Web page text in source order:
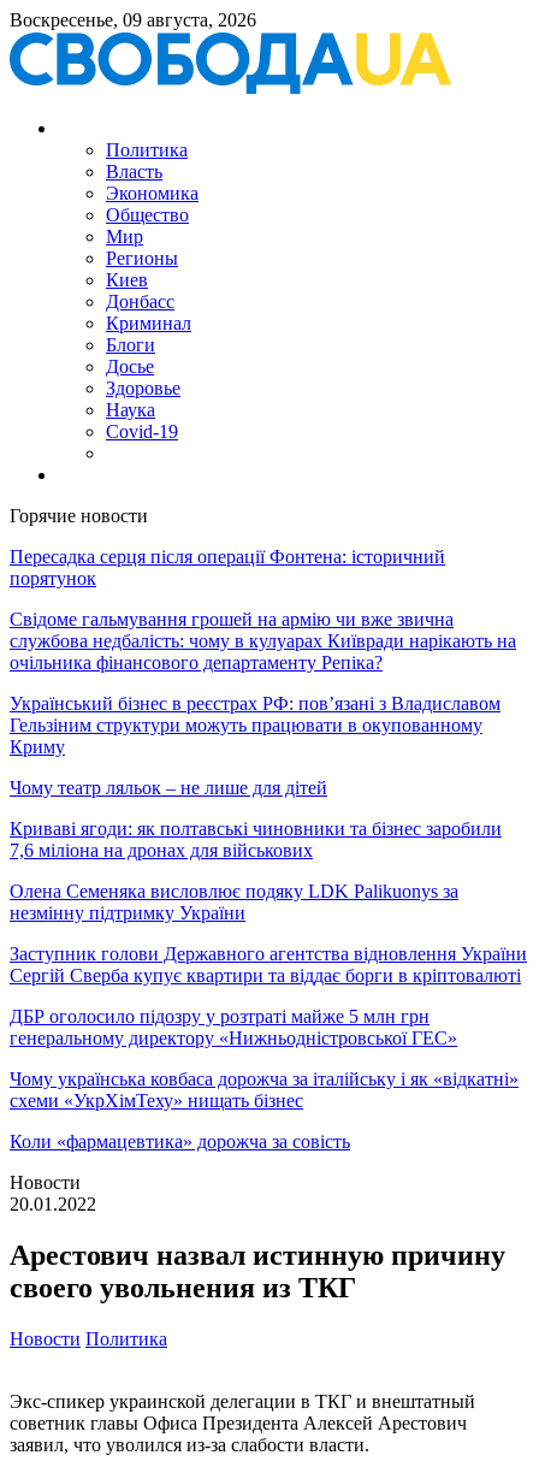
Воскресенье, 09 августа, 2026
Политика
Власть
Экономика
Общество
Мир
Регионы
Киев
Донбасс
Криминал
Блоги
Досье
Здоровье
Наука
Covid-19
Горячие новости
Пересадка серця після операції Фонтена: історичний
порятунок
Свідоме гальмування грошей на армію чи вже звична
службова недбалість: чому в кулуарах Київради нарікають на
очільника фінансового департаменту Репіка?
Український бізнес в реєстрах РФ: пов’язані з Владиславом
Гельзіним структури можуть працювати в окупованному
Криму
Чому театр ляльок – не лише для дітей
Криваві ягоди: як полтавські чиновники та бізнес заробили
7,6 міліона на дронах для військових
Олена Семеняка висловлює подяку LDK Palikuonys за
незмінну підтримку України
Заступник голови Державного агентства відновлення України
Сергій Сверба купує квартири та віддає борги в кріптовалюті
ДБР оголосило підозру у розтраті майже 5 млн грн
генеральному директору «Нижньодністровської ГЕС»
Чому українська ковбаса дорожча за італійську і як «відкатні»
схеми «УкрХімТеху» нищать бізнес
Коли «фармацевтика» дорожча за совість
Новости
20.01.2022
Арестович назвал истинную причину
своего увольнения из ТКГ
Новости Политика
Экс-спикер украинской делегации в ТКГ и внештатный
советник главы Офиса Президента Алексей Арестович
заявил, что уволился из-за слабости власти.